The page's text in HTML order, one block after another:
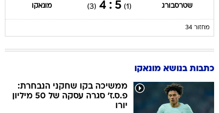
שטרסבורג (1)
5 : 4
(3) מונאקו
מחזור 34
כתבות בנושא מונאקו
ממשיכה בקו שחקני הנבחרת:
פ.ס.ז' סגרה עסקה של 50 מיליון
יורו